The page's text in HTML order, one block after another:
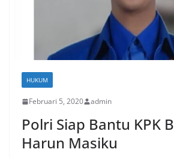
HUKUM
Februari 5, 2020 admin
Polri Siap Bantu KPK
Harun Masiku